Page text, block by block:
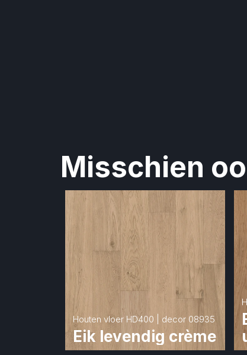
Misschien
Houten vloer HD400 | decor 08935
Eik levendig crème